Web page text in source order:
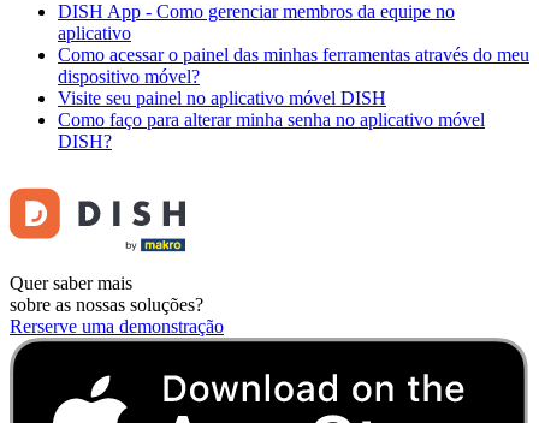
DISH App - Como gerenciar membros da equipe no
aplicativo
Como acessar o painel das minhas ferramentas através do meu
dispositivo móvel?
Visite seu painel no aplicativo móvel DISH
Como faço para alterar minha senha no aplicativo móvel
DISH?
Quer saber mais
sobre as nossas soluções?
Rerserve uma demonstração